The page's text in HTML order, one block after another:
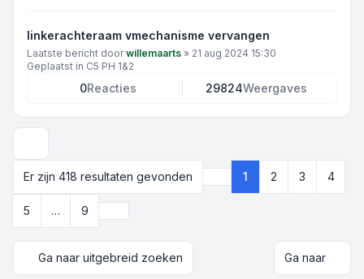
linkerachteraam vmechanisme vervangen
Laatste bericht doorwillemaarts » 21 aug 2024 15:30
Geplaatst in C5 PH 1&2
0Reacties 29824Weergaves
Er zijn 418 resultaten gevonden
Pagina van
1 2 3 4
5 … 9
Ga naar uitgebreid zoeken Ga naar